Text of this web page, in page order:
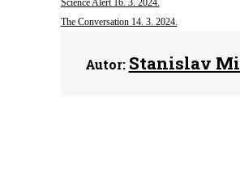
Science Alert 16. 3. 2024.
The Conversation 14. 3. 2024.
Autor: Stanislav